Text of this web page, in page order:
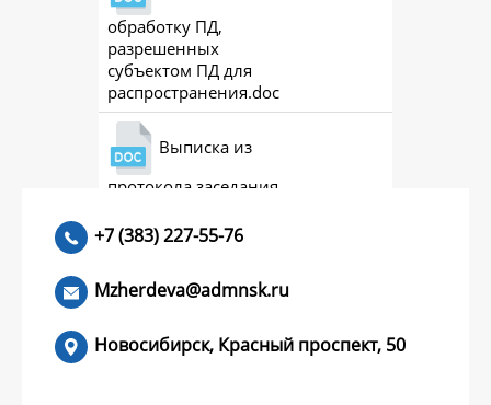
обработку ПД,
разрешенных
субъектом ПД для
распространения.doc
Выписка из
протокола заседания
+7 (383) 227-55-76
Mzherdeva@admnsk.ru
Новосибирск, Красный проспект, 50